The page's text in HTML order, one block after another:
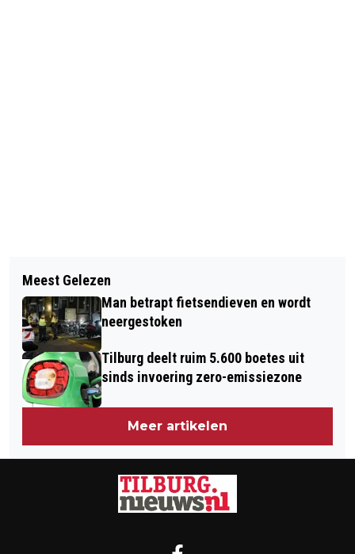
GROTE STROOMSTORING IN TILBURG
EN OMGEVING
BESTUURDER AANGEHOUDEN NA
ONGEVAL OP RINGBAAN-WEST
Meest Gelezen
Man betrapt fietsendieven en wordt
neergestoken
Tilburg deelt ruim 5.600 boetes uit
sinds invoering zero-emissiezone
Meer artikelen